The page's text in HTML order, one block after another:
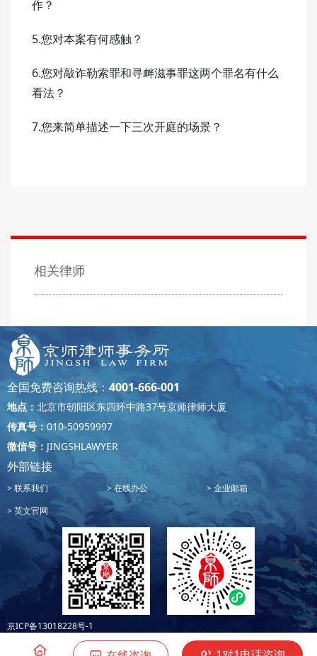
作？
5.您对本案有何感触？
6.您对敲诈勒索罪和寻衅滋事罪这两个罪名有什么
看法？
7.您来简单描述一下三次开庭的场景？
相关律师
全国免费咨询热线： 4001-666-001
地点： 北京市朝阳区东四环中路37号京师律师大厦
传真号： 010-50959997
微信号： JINGSHLAWYER
外部链接
联系我们 在线办公
企业邮箱
英文官网
京ICP备13018228号-1